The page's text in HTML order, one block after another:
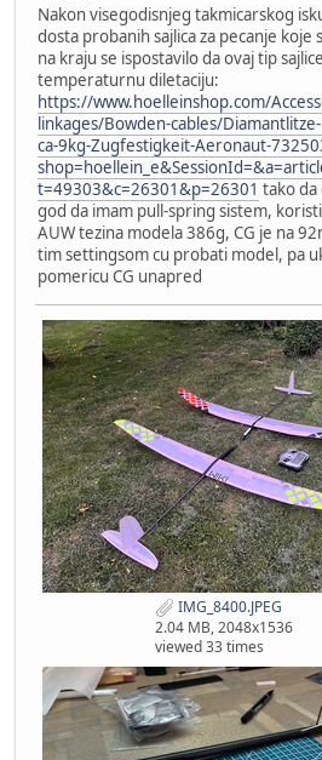
Nakon visegodisnjeg takmicarskog
dosta probanih sajlica za pecanje koje
na kraju se ispostavilo da ovaj tip
temperaturnu diletaciju:
https://www.hoelleinshop.com/
linkages/Bowden-cables/
ca-9kg-Zugfestigkeit-Aeronaut-
t=49303&c=26301&p=26301 tako da
god da imam pull-spring sistem,
AUW tezina modela 386g, CG je na
tim settingsom cu probati model, pa
pomericu CG unapred
IMG_8400.JPEG
2.04 MB, 2048x1536
viewed 33 times